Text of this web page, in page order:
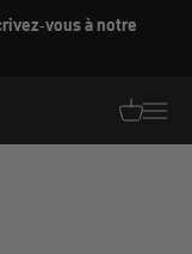
vous à notre